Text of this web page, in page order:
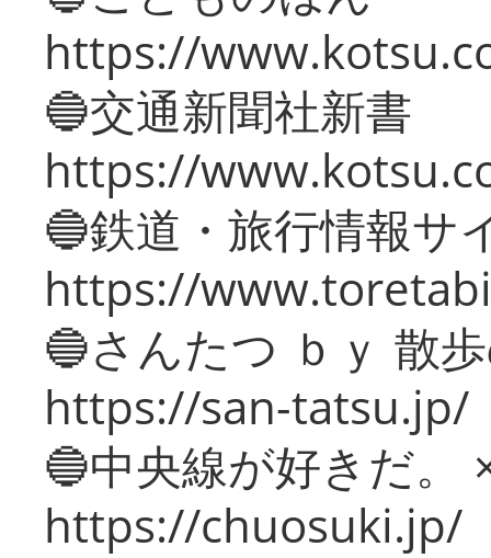
https://
🔵交通新聞社新書
https://
🔵鉄道・旅行情報サ
https://
🔵さんたつ ｂｙ 散
https://san-tatsu.jp/
🔵中央線が好きだ。
https://chuosuki.jp/